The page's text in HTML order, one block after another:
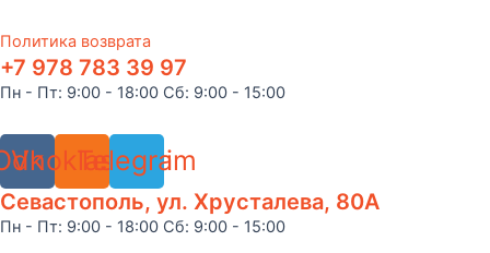
Политика возврата
+7 978 783 39 97
Пн - Пт: 9:00 - 18:00 Сб: 9:00 - 15:00
Vk Telegram
Севастополь, ул. Хрусталева, 80А
Пн - Пт: 9:00 - 18:00 Сб: 9:00 - 15:00